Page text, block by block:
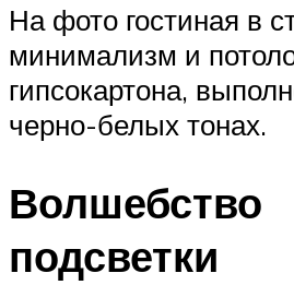
На фото гостиная в
минимализм и
гипсокартона,
черно-белых тонах.
Волшебство
подсветки